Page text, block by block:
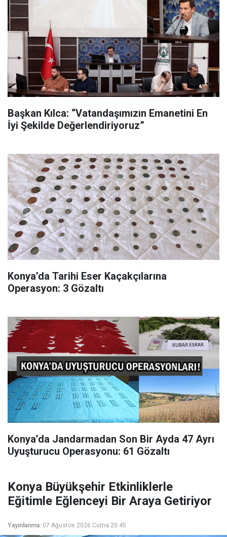
Başkan Kılca: “Vatandaşımızın Emanetini En
İyi Şekilde Değerlendiriyoruz”
Konya’da Tarihi Eser Kaçakçılarına
Operasyon: 3 Gözaltı
Konya’da Jandarmadan Son Bir Ayda 47 Ayrı
Uyuşturucu Operasyonu: 61 Gözaltı
Konya Büyükşehir Etkinliklerle
Eğitimle Eğlenceyi Bir Araya Getiriyor
Yayınlanma: 07 Ağustos 2026 Cuma 20:45